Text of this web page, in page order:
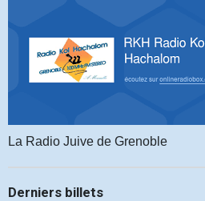
La Radio Juive de Grenoble
Derniers billets